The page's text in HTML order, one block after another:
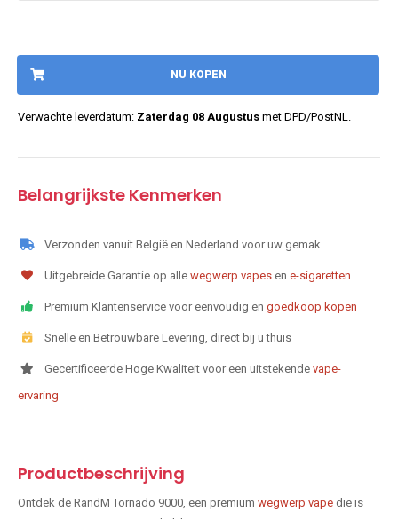
NU KOPEN
Verwachte leverdatum: Zaterdag 08 Augustus met DPD/PostNL.
Belangrijkste Kenmerken
Verzonden vanuit België en Nederland voor uw gemak
Uitgebreide Garantie op alle wegwerp vapes en e-sigaretten
Premium Klantenservice voor eenvoudig en goedkoop kopen
Snelle en Betrouwbare Levering, direct bij u thuis
Gecertificeerde Hoge Kwaliteit voor een uitstekende vape-
ervaring
Productbeschrijving
Ontdek de RandM Tornado 9000, een premium wegwerp vape die is